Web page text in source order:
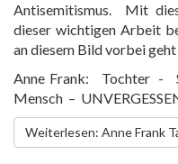
Antisemitismus. Mit
dieser wichtigen Arbeit
an diesem Bild vorbei
Anne Frank: Tochter -
Mensch –
Weiterlesen: Anne Frank